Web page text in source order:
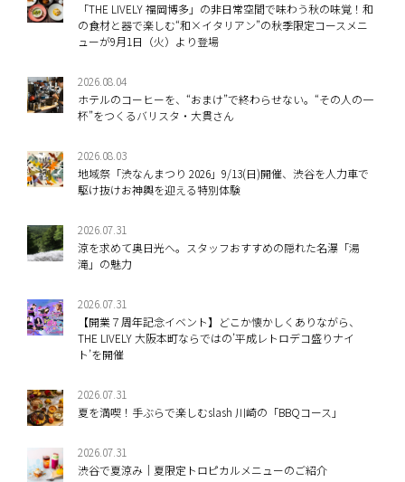
「THE LIVELY 福岡博多」の非日常空間で味わう秋の味覚！和
の食材と器で楽しむ“和×イタリアン”の秋季限定コースメニ
ューが9月1日（火）より登場
2026.08.04
ホテルのコーヒーを、“おまけ”で終わらせない。“その人の一
杯”をつくるバリスタ・大貫さん
2026.08.03
地域祭「渋なんまつり 2026」9/13(日)開催、渋谷を人力車で
駆け抜けお神輿を迎える特別体験
2026.07.31
涼を求めて奥日光へ。スタッフおすすめの隠れた名瀑「湯
滝」の魅力
2026.07.31
【開業７周年記念イベント】どこか懐かしくありながら、
THE LIVELY 大阪本町ならではの’平成レトロデコ盛りナイ
ト’を開催
2026.07.31
夏を満喫！手ぶらで楽しむslash 川崎の「BBQコース」
2026.07.31
渋谷で夏涼み｜夏限定トロピカルメニューのご紹介